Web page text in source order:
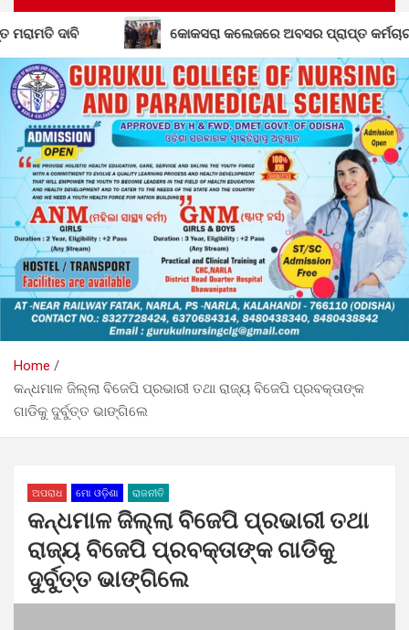
କଲେଜରେ ଅବସର ପ୍ରାପ୍ତ କର୍ମଚାରୀଙ୍କୁ ବିଦାୟ କାଳୀନ ସମ୍ବର୍ଦ୍ଧନା
Home
କନ୍ଧମାଳ ଜିଲ୍ଲା ବିଜେପି ପ୍ରଭାରୀ ତଥା ରାଜ୍ୟ ବିଜେପି ପ୍ରବକ୍ତାଙ୍କ
ଗାଡିକୁ ଦୁର୍ବୁତ୍ତ ଭାଙ୍ଗିଲେ
ଅପରାଧ ମୋ ଓଡ଼ିଶା ରାଜନୀତି
କନ୍ଧମାଳ ଜିଲ୍ଲା ବିଜେପି ପ୍ରଭାରୀ ତଥା
ରାଜ୍ୟ ବିଜେପି ପ୍ରବକ୍ତାଙ୍କ ଗାଡିକୁ
ଦୁର୍ବୁତ୍ତ ଭାଙ୍ଗିଲେ